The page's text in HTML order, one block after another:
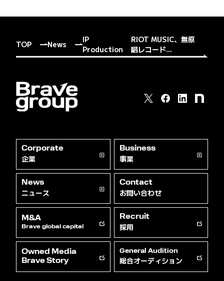
TOP News
IP
Production
RIOT MUSIC、無原
唱レコード...
Corporate
企業
Business
事業
News
ニュース
Contact
お問い合わせ
M&A
Brave global capital
Recruit
採用
Owned Media
Brave Story
General Audition
総合オーディション